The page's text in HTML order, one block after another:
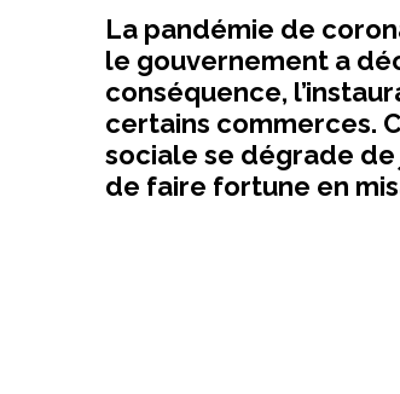
La pandémie de
le gouvernement a
conséquence,
certains commerces.
sociale se dégrade de
de faire fortune en